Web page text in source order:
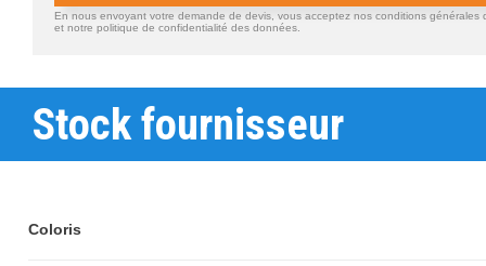
En nous envoyant votre demande de devis, vous acceptez nos conditions générales
et notre politique de confidentialité des données.
Stock fournisseur
Coloris